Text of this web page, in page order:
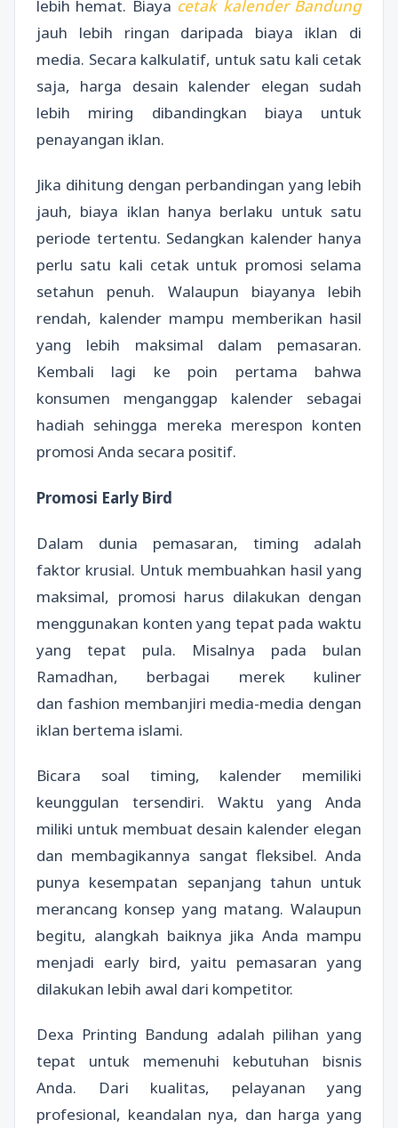
lebih hemat. Biaya cetak kalender Bandung
jauh lebih ringan daripada biaya iklan di
media. Secara kalkulatif, untuk satu kali cetak
saja, harga desain kalender elegan sudah
lebih miring dibandingkan biaya untuk
penayangan iklan.
Jika dihitung dengan perbandingan yang lebih
jauh, biaya iklan hanya berlaku untuk satu
periode tertentu. Sedangkan kalender hanya
perlu satu kali cetak untuk promosi selama
setahun penuh. Walaupun biayanya lebih
rendah, kalender mampu memberikan hasil
yang lebih maksimal dalam pemasaran.
Kembali lagi ke poin pertama bahwa
konsumen menganggap kalender sebagai
hadiah sehingga mereka merespon konten
promosi Anda secara positif.
Promosi Early Bird
Dalam dunia pemasaran, timing adalah
faktor krusial. Untuk membuahkan hasil yang
maksimal, promosi harus dilakukan dengan
menggunakan konten yang tepat pada waktu
yang tepat pula. Misalnya pada bulan
Ramadhan, berbagai merek kuliner
dan fashion membanjiri media-media dengan
iklan bertema islami.
Bicara soal timing, kalender memiliki
keunggulan tersendiri. Waktu yang Anda
miliki untuk membuat desain kalender elegan
dan membagikannya sangat fleksibel. Anda
punya kesempatan sepanjang tahun untuk
merancang konsep yang matang. Walaupun
begitu, alangkah baiknya jika Anda mampu
menjadi early bird, yaitu pemasaran yang
dilakukan lebih awal dari kompetitor.
Dexa Printing Bandung adalah pilihan yang
tepat untuk memenuhi kebutuhan bisnis
Anda. Dari kualitas, pelayanan yang
profesional, keandalan nya, dan harga yang